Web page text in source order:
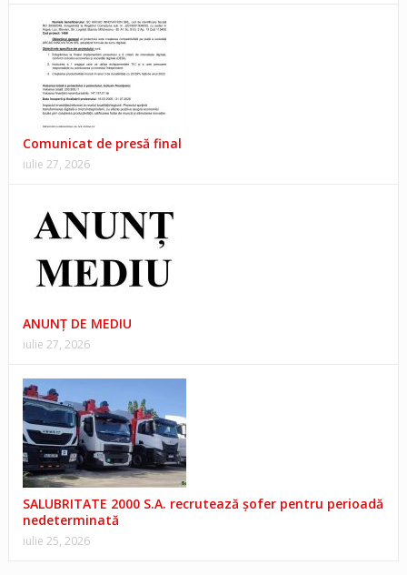
Comunicat de presă final
iulie 27, 2026
ANUNŢ DE MEDIU
iulie 27, 2026
SALUBRITATE 2000 S.A. recrutează șofer pentru perioadă
nedeterminată
iulie 25, 2026